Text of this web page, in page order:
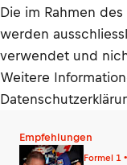
Die im Rahmen
werden
verwendet und
Weitere
Empfehlungen
Formel 1